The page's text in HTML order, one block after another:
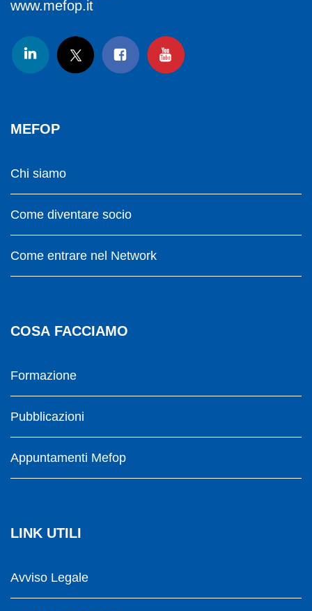
www.mefop.it
MEFOP
Chi siamo
Come diventare socio
Come entrare nel Network
COSA FACCIAMO
Formazione
Pubblicazioni
Appuntamenti Mefop
LINK UTILI
Avviso Legale